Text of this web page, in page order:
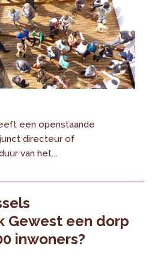
een openstaande
directeur of
van het...
Gewest een dorp
inwoners?